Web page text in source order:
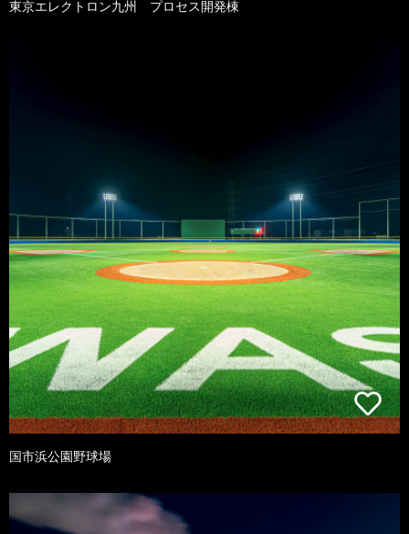
東京エレクトロン九州 プロセス開発棟
国市浜公園野球場